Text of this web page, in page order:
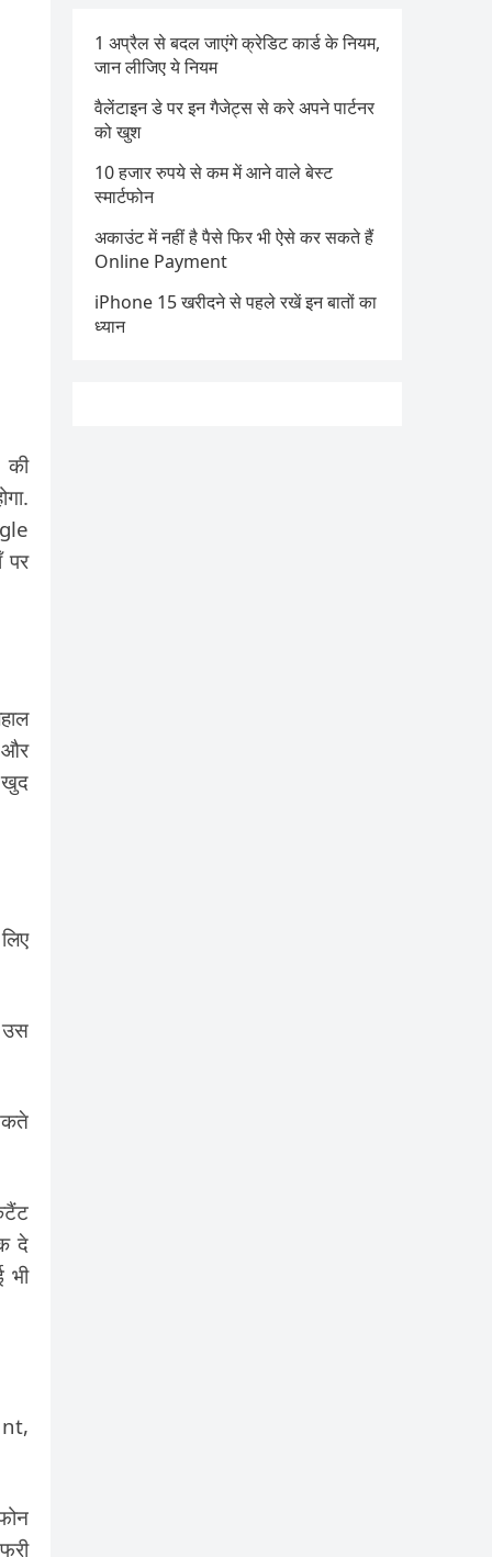
की
पर
और
खुद
उस
दे
भी
1 अप्रैल से बदल जाएंगे क्रेडिट कार्ड के नियम,
जान लीजिए ये नियम
वैलेंटाइन डे पर इन गैजेट्स से करे अपने पार्टनर
को खुश
10 हजार रुपये से कम में आने वाले बेस्ट
स्मार्टफोन
अकाउंट में नहीं है पैसे फिर भी ऐसे कर सकते हैं
Online Payment
iPhone 15 खरीदने से पहले रखें इन बातों का
ध्यान